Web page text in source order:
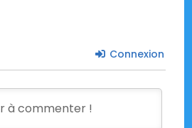
Connexion